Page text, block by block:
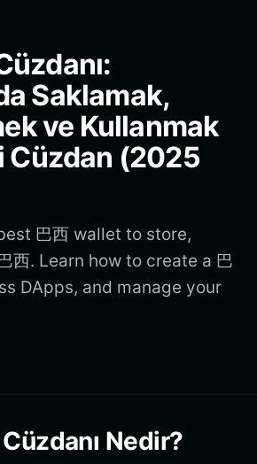
Saklamak,
ve Kullanmak
Cüzdan (2025
巴西 wallet to store,
西. Learn how to create a 巴
DApps, and manage your
Nedir?